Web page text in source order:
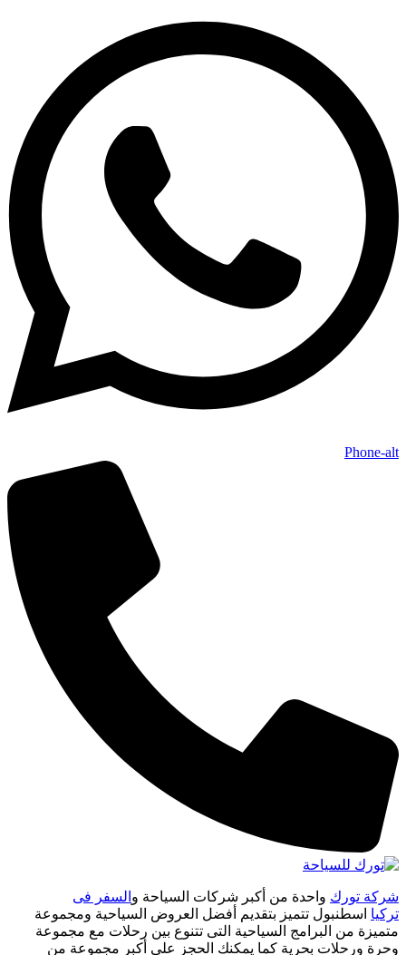
Phone-alt
شركة تورك واحدة من أكبر شركات السياحة و السفر فى
تركيا اسطنبول تتميز بتقديم أفضل العروض السياحية ومجموعة
متميزة من البرامج السياحية التى تتنوع بين رحلات مع مجموعة
وحرة ورحلات بحرية كما يمكنك الحجز على أكبر مجموعة من